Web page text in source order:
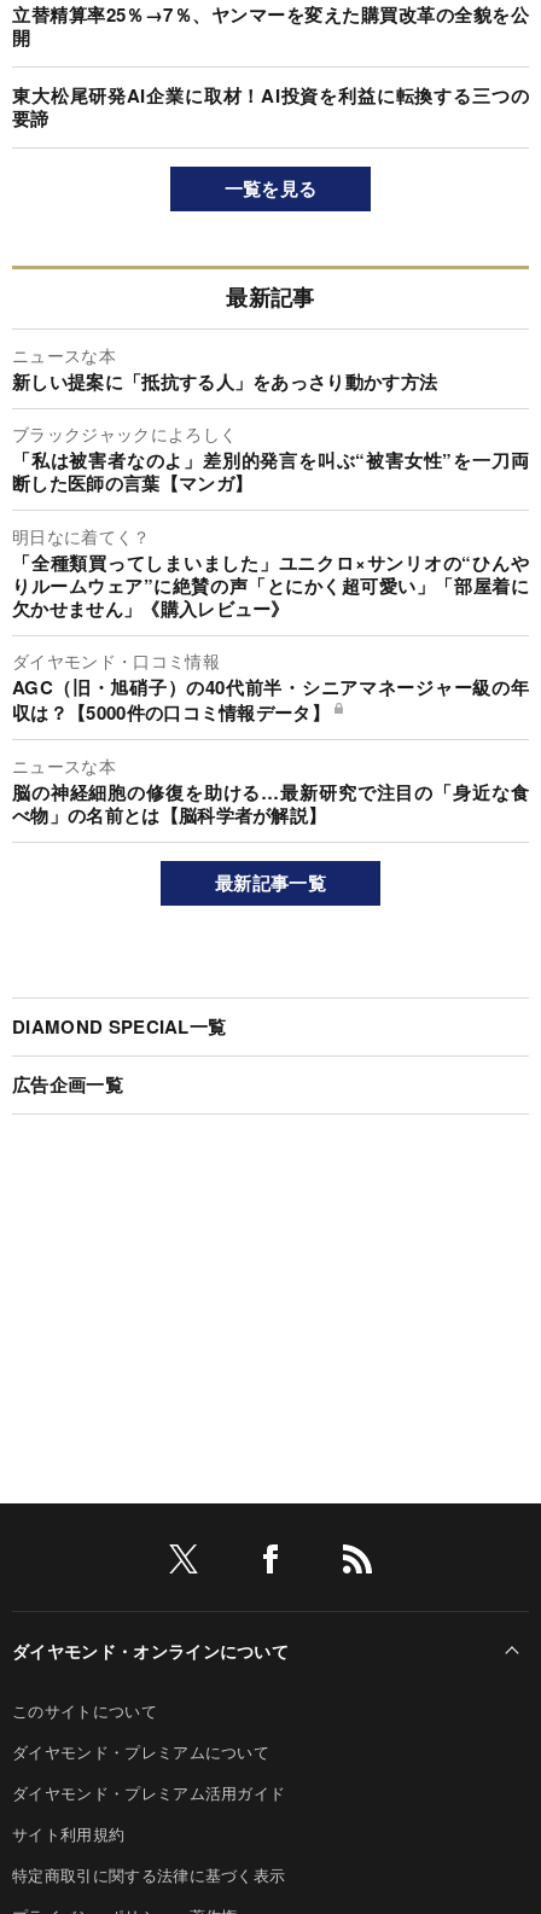
立替精算率25％→7％、ヤンマーを変えた購買改革の全貌を公
開
東大松尾研発AI企業に取材！AI投資を利益に転換する三つの
要諦
一覧を見る
最新記事
ニュースな本
新しい提案に「抵抗する人」をあっさり動かす方法
ブラックジャックによろしく
「私は被害者なのよ」差別的発言を叫ぶ“被害女性”を一刀両
断した医師の言葉【マンガ】
明日なに着てく？
「全種類買ってしまいました」ユニクロ×サンリオの“ひんや
りルームウェア”に絶賛の声「とにかく超可愛い」「部屋着に
欠かせません」《購入レビュー》
ダイヤモンド・口コミ情報
AGC（旧・旭硝子）の40代前半・シニアマネージャー級の年
収は？【5000件の口コミ情報データ】
ニュースな本
脳の神経細胞の修復を助ける…最新研究で注目の「身近な食
べ物」の名前とは【脳科学者が解説】
最新記事一覧
DIAMOND SPECIAL一覧
広告企画一覧
ダイヤモンド・オンラインについて
このサイトについて
ダイヤモンド・プレミアムについて
ダイヤモンド・プレミアム活用ガイド
サイト利用規約
特定商取引に関する法律に基づく表示